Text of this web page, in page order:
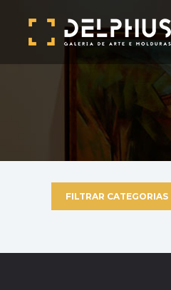
FILTRAR CATEGORIAS